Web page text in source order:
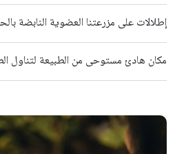
إطلالات على مزرعتنا العضوية النابضة
مكان هادئ مستوحى من الطبيعة لتناول